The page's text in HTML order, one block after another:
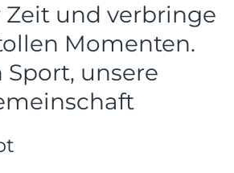
und verbringe
Momenten.
Sport, unsere